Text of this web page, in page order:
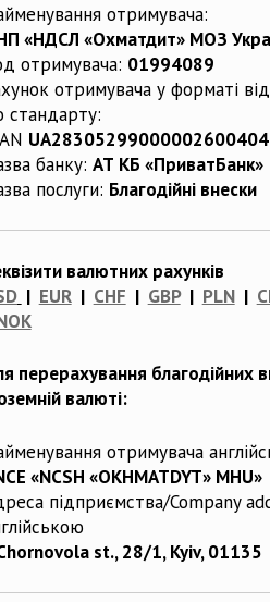
отримувача:
«НДСЛ «Охматдит» МОЗ
отримувача: 01994089
отримувача у форматі
стандарту:
банку: АТ КБ «ПриватБанк»
послуги: Благодійні внески
валютних рахунків
| EUR| CHF | GBP| PLN|
перерахування благодійних
валюті:
отримувача
«NCSH «OKHMATDYT» MHU»
підприємства/Company
st., 28/1, Kyiv, 01135